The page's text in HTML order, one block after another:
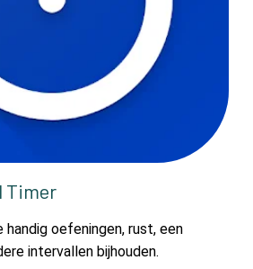
Timer
handig oefeningen, rust, een
intervallen bijhouden.